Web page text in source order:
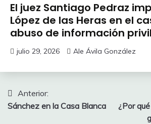
El juez Santiago Pedraz
López de las Heras en el
abuso de información
julio 29, 2026 Ale Ávila González
Navegación
de
Anterior:
Sánchez en la Casa Blanca
¿Por